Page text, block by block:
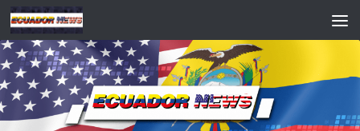
Saltar al contenido